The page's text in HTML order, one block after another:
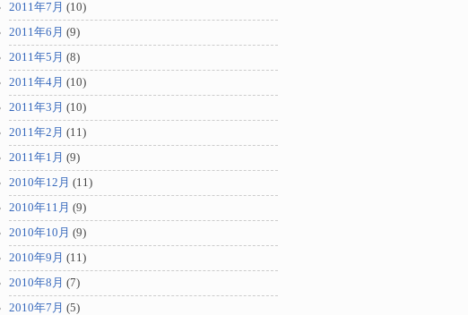
2011年7月 (10)
2011年6月 (9)
2011年5月 (8)
2011年4月 (10)
2011年3月 (10)
2011年2月 (11)
2011年1月 (9)
2010年12月 (11)
2010年11月 (9)
2010年10月 (9)
2010年9月 (11)
2010年8月 (7)
2010年7月 (5)